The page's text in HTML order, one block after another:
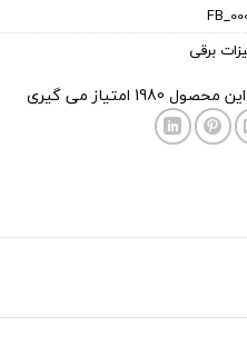
برقی
این محصول 1980 امتیاز می گیری